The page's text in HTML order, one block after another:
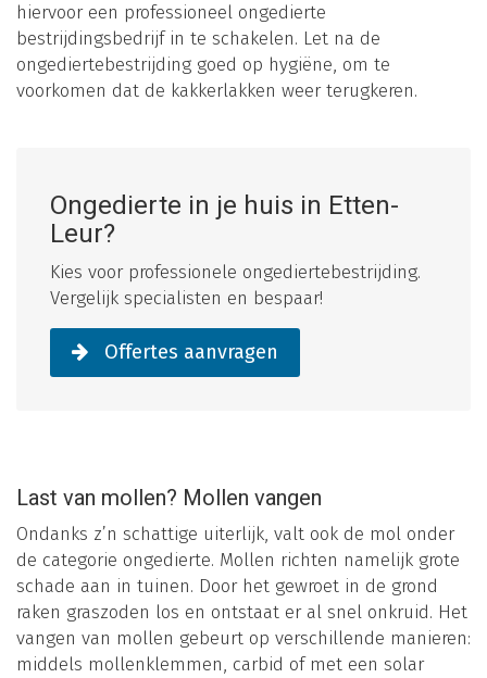
hiervoor een professioneel ongedierte
bestrijdingsbedrijf in te schakelen. Let na de
ongediertebestrijding goed op hygiëne, om te
voorkomen dat de kakkerlakken weer terugkeren.
Ongedierte in je huis in Etten-
Leur?
Kies voor professionele ongediertebestrijding.
Vergelijk specialisten en bespaar!
Offertes aanvragen
Last van mollen? Mollen vangen
Ondanks z’n schattige uiterlijk, valt ook de mol onder
de categorie ongedierte. Mollen richten namelijk grote
schade aan in tuinen. Door het gewroet in de grond
raken graszoden los en ontstaat er al snel onkruid. Het
vangen van mollen gebeurt op verschillende manieren:
middels mollenklemmen, carbid of met een solar